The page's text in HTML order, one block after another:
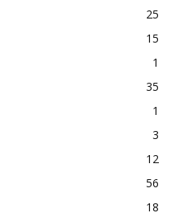
25
15
1
35
1
3
12
56
18